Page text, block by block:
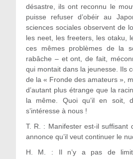
désastre, ils ont reconnu le
puisse refuser d’obéir au
sciences sociales observent de
les neet, les freeters, les otaku,
ces mêmes problèmes de la
rabâche – et ont, de fait,
qui montait dans la jeunesse. Ils
de la « Fronde des amateurs »,
d’autant plus étrange que la
la même. Quoi qu’il en soit,
s’intéresse à nous !
T. R. : Manifester est-il suffisant
annonce qu’il veut continuer le
H. M. : Il n’y a pas de